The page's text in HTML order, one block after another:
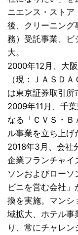
ニエンス・スト
後、クリーニング
務）受託事業、ビ
大。
2000年12月、大
（現：ＪＡＳＤ
は東京証券取引所
2009年11月、千
なる「ＣＶＳ・
ル事業を立ち上げ
2018年3月、会社
企業フランチャイ
ソンおよびロー
ビニを営む会社
換を実施。マンシ
域拡大、ホテル事
り、常にチャレ